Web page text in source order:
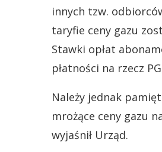
innych tzw.
taryfie ceny gazu
Stawki opłat
płatności na rzecz
Należy jednak
mrożące ceny gazu
wyjaśnił Urząd.